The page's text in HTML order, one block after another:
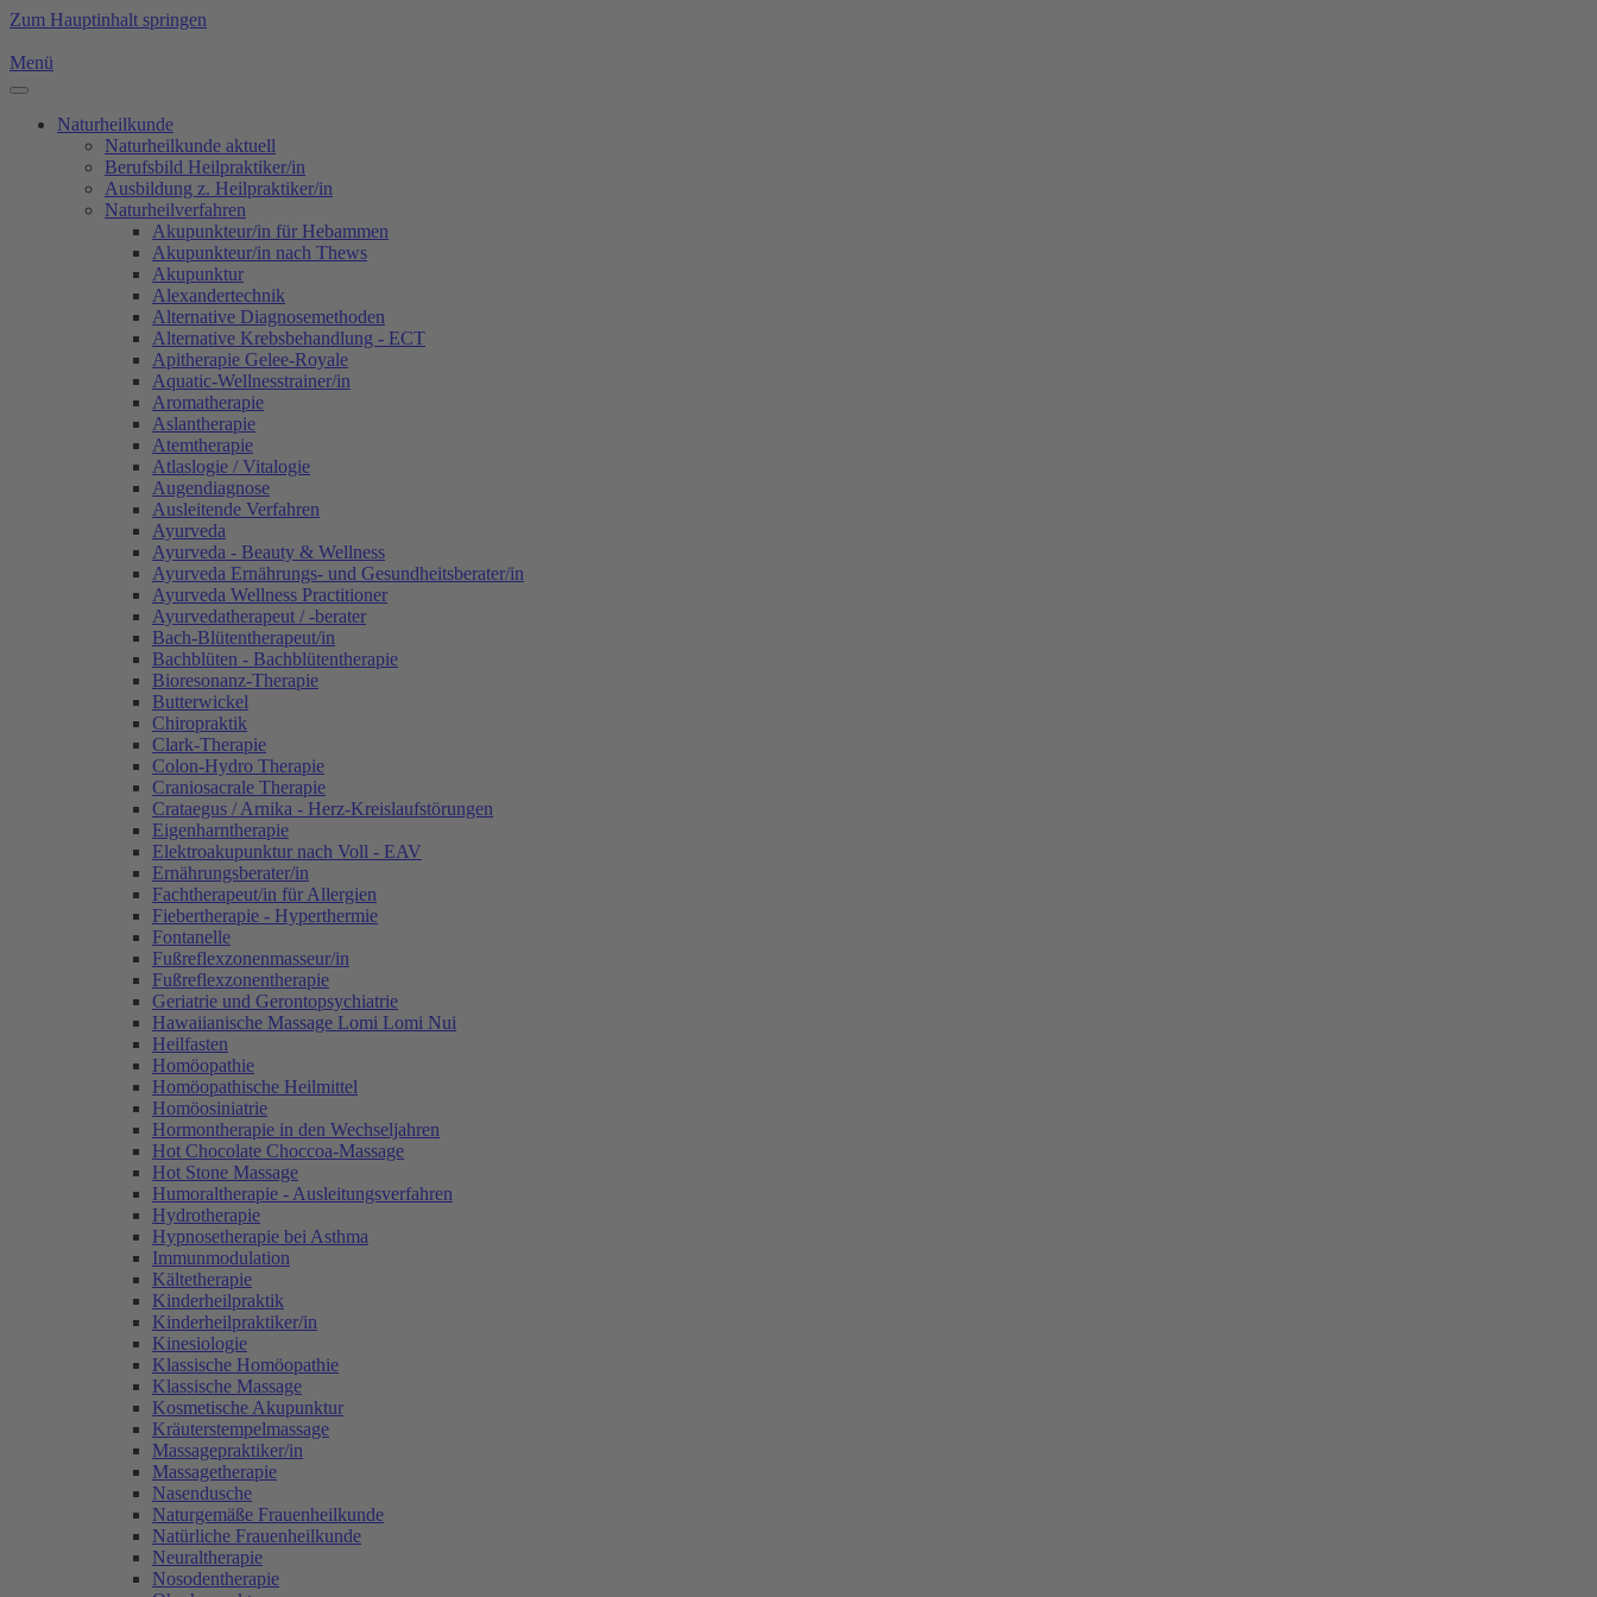
Zum Hauptinhalt springen
Menü
Naturheilkunde
Naturheilkunde aktuell
Berufsbild Heilpraktiker/in
Ausbildung z. Heilpraktiker/in
Naturheilverfahren
Akupunkteur/in für Hebammen
Akupunkteur/in nach Thews
Akupunktur
Alexandertechnik
Alternative Diagnosemethoden
Alternative Krebsbehandlung - ECT
Apitherapie Gelee-Royale
Aquatic-Wellnesstrainer/in
Aromatherapie
Aslantherapie
Atemtherapie
Atlaslogie / Vitalogie
Augendiagnose
Ausleitende Verfahren
Ayurveda
Ayurveda - Beauty & Wellness
Ayurveda Ernährungs- und Gesundheitsberater/in
Ayurveda Wellness Practitioner
Ayurvedatherapeut / -berater
Bach-Blütentherapeut/in
Bachblüten - Bachblütentherapie
Bioresonanz-Therapie
Butterwickel
Chiropraktik
Clark-Therapie
Colon-Hydro Therapie
Craniosacrale Therapie
Crataegus / Arnika - Herz-Kreislaufstörungen
Eigenharntherapie
Elektroakupunktur nach Voll - EAV
Ernährungsberater/in
Fachtherapeut/in für Allergien
Fiebertherapie - Hyperthermie
Fontanelle
Fußreflexzonenmasseur/in
Fußreflexzonentherapie
Geriatrie und Gerontopsychiatrie
Hawaiianische Massage Lomi Lomi Nui
Heilfasten
Homöopathie
Homöopathische Heilmittel
Homöosiniatrie
Hormontherapie in den Wechseljahren
Hot Chocolate Choccoa-Massage
Hot Stone Massage
Humoraltherapie - Ausleitungsverfahren
Hydrotherapie
Hypnosetherapie bei Asthma
Immunmodulation
Kältetherapie
Kinderheilpraktik
Kinderheilpraktiker/in
Kinesiologie
Klassische Homöopathie
Klassische Massage
Kosmetische Akupunktur
Kräuterstempelmassage
Massagepraktiker/in
Massagetherapie
Nasendusche
Naturgemäße Frauenheilkunde
Natürliche Frauenheilkunde
Neuraltherapie
Nosodentherapie